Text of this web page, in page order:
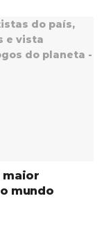
maior
mundo